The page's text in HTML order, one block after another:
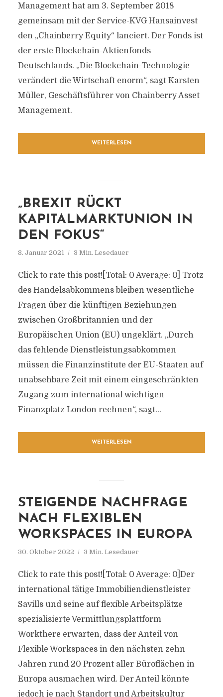
Management hat am 3. September 2018
gemeinsam mit der Service-KVG Hansainvest
den „Chainberry Equity“ lanciert. Der Fonds ist
der erste Blockchain-Aktienfonds
Deutschlands. „Die Blockchain-Technologie
verändert die Wirtschaft enorm“, sagt Karsten
Müller, Geschäftsführer von Chainberry Asset
Management.
WEITERLESEN
„BREXIT RÜCKT
KAPITALMARKTUNION IN
DEN FOKUS“
8. Januar 2021 3 Min. Lesedauer
Click to rate this post![Total: 0 Average: 0] Trotz
des Handelsabkommens bleiben wesentliche
Fragen über die künftigen Beziehungen
zwischen Großbritannien und der
Europäischen Union (EU) ungeklärt. „Durch
das fehlende Dienstleistungsabkommen
müssen die Finanzinstitute der EU-Staaten auf
unabsehbare Zeit mit einem eingeschränkten
Zugang zum international wichtigen
Finanzplatz London rechnen“, sagt...
WEITERLESEN
STEIGENDE NACHFRAGE
NACH FLEXIBLEN
WORKSPACES IN EUROPA
30. Oktober 2022 3 Min. Lesedauer
Click to rate this post![Total: 0 Average: 0]Der
international tätige Immobiliendienstleister
Savills und seine auf flexible Arbeitsplätze
spezialisierte Vermittlungsplattform
Workthere erwarten, dass der Anteil von
Flexible Workspaces in den nächsten zehn
Jahren rund 20 Prozent aller Büroflächen in
Europa ausmachen wird. Der Anteil könnte
jedoch je nach Standort und Arbeitskultur